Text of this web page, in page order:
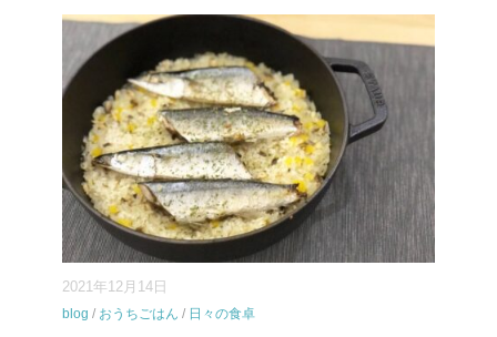
2021年12月14日
blog / おうちごはん / 日々の食卓